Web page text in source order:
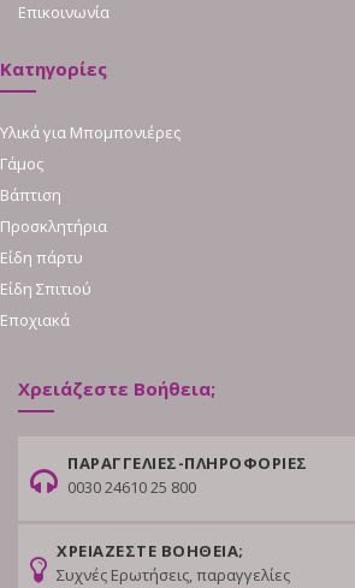
Επικοινωνία
Κατηγορίες
Υλικά για Μπομπονιέρες
Γάμος
Βάπτιση
Προσκλητήρια
Είδη πάρτυ
Είδη Σπιτιού
Εποχιακά
Χρειάζεστε Βοήθεια;
ΠΑΡΑΓΓΕΛΙΕΣ-ΠΛΗΡΟΦΟΡΙΕΣ
0030 24610 25 800
ΧΡΕΙΑΖΕΣΤΕ ΒΟΗΘΕΙΑ;
Συχνές Ερωτήσεις, παραγγελίες